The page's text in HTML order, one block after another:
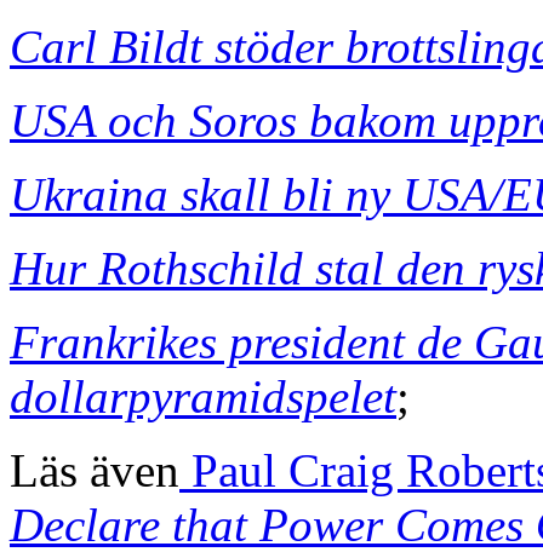
Carl Bildt stöder
USA och Soros bakom
Ukraina skall bli ny USA/
Hur Rothschild stal den
Frankrikes president de
dollarpyramidspelet;
Läs även Paul Craig
Declare that Power